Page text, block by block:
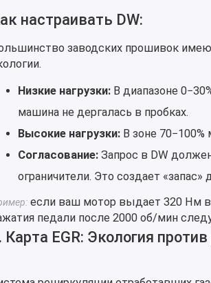
настраивать DW:
заводских прошивок
Низкие нагрузки:В диапазоне
машина не дергалась в пробках.
Высокие нагрузки:В зоне 70−100%
Согласование:Запрос в DW
ограничители. Это создает
если ваш мотор выдает 320 Нм в
педали после 2000 об/мин
Карта EGR: Экология против